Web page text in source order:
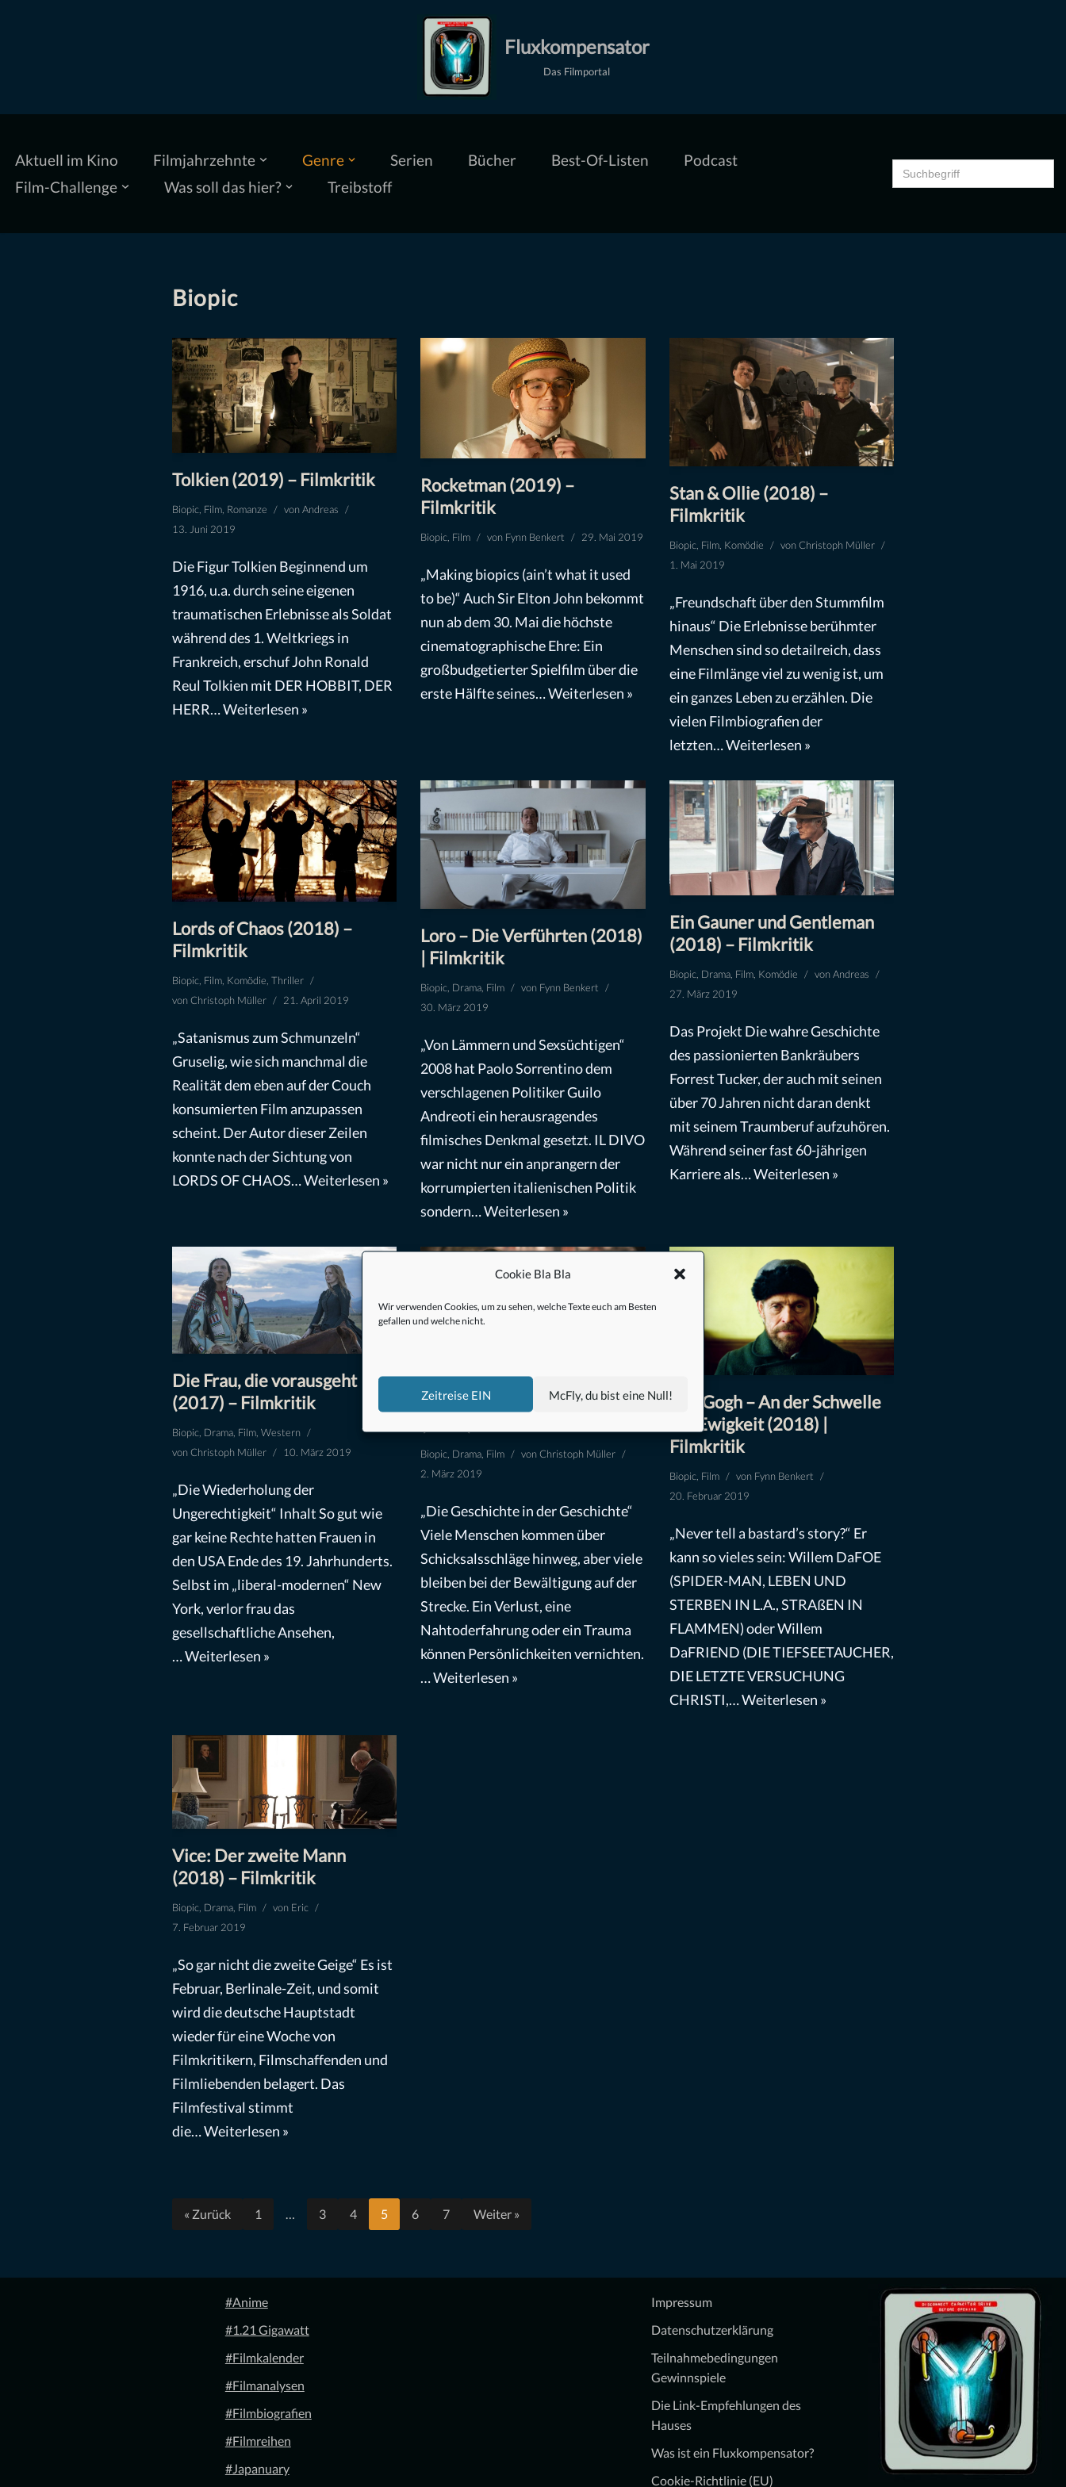
Cookie Bla Bla
Wir verwenden Cookies, um zu sehen, welche Texte euch am Besten
gefallen und welche nicht.
Zeitreise EIN McFly, du bist eine Null!
Fluxkompensator
Das Filmportal
Aktuell im Kino Filmjahrzehnte Genre Serien Bücher Best-Of-Listen
Podcast
Film-Challenge
Was soll das hier? Treibstoff
Search
for:
Biopic
Tolkien (2019) – Filmkritik
Biopic, Film, Romanze vonAndreas
13. Juni 2019
Die Figur Tolkien Beginnend um
1916, u.a. durch seine eigenen
traumatischen Erlebnisse als Soldat
während des 1. Weltkriegs in
Frankreich, erschuf John Ronald
Reul Tolkien mit DER HOBBIT, DER
HERR…Weiterlesen »
Rocketman (2019) –
Filmkritik
Biopic Film von Fynn Benkert 29. Mai 2019
„Making biopics (ain’t what it used
to be)“ Auch Sir Elton John bekommt
nun ab dem 30. Mai die höchste
cinematographische Ehre: Ein
großbudgetierter Spielfilm über die
erste Hälfte seines…Weiterlesen »
Stan & Ollie (2018) –
Filmkritik
Biopic, Film, Komödie vonChristoph Müller
1. Mai 2019
„Freundschaft über den Stummfilm
hinaus“ Die Erlebnisse berühmter
Menschen sind so detailreich, dass
eine Filmlänge viel zu wenig ist, um
ein ganzes Leben zu erzählen. Die
vielen Filmbiografien der
letzten…Weiterlesen »
Lords of Chaos (2018) –
Filmkritik
Biopic, Film, Komödie Thriller
vonChristoph Müller 21. April 2019
„Satanismus zum Schmunzeln“
Gruselig, wie sich manchmal die
Realität dem eben auf der Couch
konsumierten Film anzupassen
scheint. Der Autor dieser Zeilen
konnte nach der Sichtung von
LORDS OF CHAOS…Weiterlesen »
Loro – Die Verführten (2018)
| Filmkritik
Biopic Drama Film von Fynn Benkert
30. März 2019
„Von Lämmern und Sexsüchtigen“
2008 hat Paolo Sorrentino dem
verschlagenen Politiker Guilo
Andreoti ein herausragendes
filmisches Denkmal gesetzt. IL DIVO
war nicht nur ein anprangern der
korrumpierten italienischen Politik
sondern…Weiterlesen »
Ein Gauner und Gentleman
(2018) – Filmkritik
Biopic, Drama, Film, Komödie vonAndreas
27. März 2019
Das Projekt Die wahre Geschichte
des passionierten Bankräubers
Forrest Tucker, der auch mit seinen
über 70 Jahren nicht daran denkt
mit seinem Traumberuf aufzuhören.
Während seiner fast 60-jährigen
Karriere als…Weiterlesen »
Die Frau, die vorausgeht
(2017) – Filmkritik
Biopic, Drama, Film, Western
vonChristoph Müller 10. März 2019
„Die Wiederholung der
Ungerechtigkeit“ Inhalt So gut wie
gar keine Rechte hatten Frauen in
den USA Ende des 19. Jahrhunderts.
Selbst im „liberal-modernen“ New
York, verlor frau das
gesellschaftliche Ansehen,
…Weiterlesen »
Willkommen in Marwen
Biopic Drama Film vonChristoph Müller
2. März 2019
„Die Geschichte in der Geschichte“
Viele Menschen kommen über
Schicksalsschläge hinweg, aber viele
bleiben bei der Bewältigung auf der
Strecke. Ein Verlust, eine
Nahtoderfahrung oder ein Trauma
können Persönlichkeiten vernichten.
…Weiterlesen »
Van Gogh – An der Schwelle
zur Ewigkeit (2018) |
Filmkritik
Biopic, Film von Fynn Benkert
20. Februar 2019
„Never tell a bastard’s story?“ Er
kann so vieles sein: Willem DaFOE
(SPIDER-MAN, LEBEN UND
STERBEN IN L.A., STRAßEN IN
FLAMMEN) oder Willem
DaFRIEND (DIE TIEFSEETAUCHER,
DIE LETZTE VERSUCHUNG
CHRISTI,…Weiterlesen »
Vice: Der zweite Mann
(2018) – Filmkritik
Biopic, Drama, Film von Eric
7. Februar 2019
„So gar nicht die zweite Geige“ Es ist
Februar, Berlinale-Zeit, und somit
wird die deutsche Hauptstadt
wieder für eine Woche von
Filmkritikern, Filmschaffenden und
Filmliebenden belagert. Das
Filmfestival stimmt
die…Weiterlesen »
« Zurück 1 … 3 4 5 6 7 Weiter »
#Anime
#1.21 Gigawatt
#Filmkalender
#Filmanalysen
#Filmbiografien
#Filmreihen
#Japanuary
Impressum
Datenschutzerklärung
Teilnahmebedingungen
Gewinnspiele
Die Link-Empfehlungen des
Hauses
Was ist ein Fluxkompensator?
Cookie-Richtlinie (EU)